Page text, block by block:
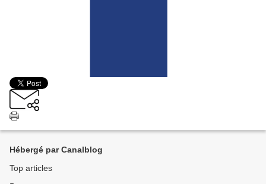
Hébergé par Canalblog
Top articles